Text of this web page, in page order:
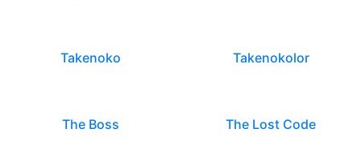
Takenoko Takenokolor
The Boss The Lost Code